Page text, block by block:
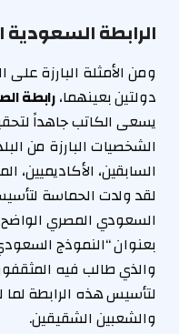
الرابطة
ومن الأمثلة البارزة
دولتين بعينهما،رابطة
يسعى الكاتب جاهداً
الشخصيات البارزة من
السابقين، الأكاديميين،
لقد ولدت الحماسة
السعودي المصري
بعنوان “النموذج
والذي طالب فيه
لتأسيس هذه الرابطة
والشعبين الشقيقين.